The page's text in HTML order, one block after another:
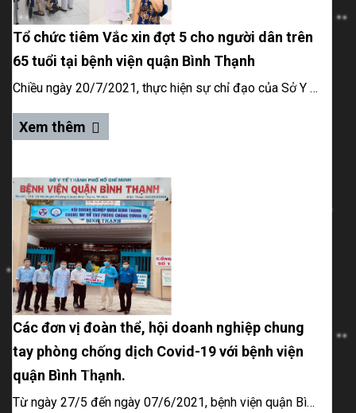
Tổ chức tiêm Vắc xin đợt 5 cho người dân trên
65 tuổi tại bệnh viện quận Bình Thạnh
Chiều ngày 20/7/2021, thực hiện sự chỉ đạo của Sở Y tế thành phố Hồ Chí Minh và Ủy ban Nhân dân Quận Bình Thạnh, bệnh viện quận Bình Thạnh đã tổ chức tiêm chủng vắc-xin phòng chống COVID-19
Xem thêm
Các đơn vị đoàn thể, hội doanh nghiệp chung
tay phòng chống dịch Covid-19 với bệnh viện
quận Bình Thạnh.
Từ ngày 27/5 đến ngày 07/6/2021, bệnh viện quận Bình Thạnh tiếp nhận hỗ trợ về vật tư y tế, trang phục phòng hộ của UBMTQ Quận Bình Thạnh, Hội doanh nghiệp quận Bình Thạnh, Bệnh viện Phục hồi chức năng điều trị bệnh nghề nghiệp